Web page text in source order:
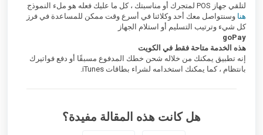
لتلقي جهاز POS لمتجرك أو مناسبتك ، كل ما عليك فعله هو ملء النموذج
هنا وسنتواصل معك أحد وكلائنا في أسرع وقت ممكن للمساعدة في فرز
كل شيء وترتيب التسليم أو استلام الجهاز
goPay
هذه الخدمة متاحة فقط في الكويت
إنه تطبيق يمكنك من خلاله شحن خطك المدفوع مسبقًا أو دفع فواتيرك
بانتظام ، كما يمكنك استخدامه لشراء بطاقات iTunes.
هل كانت هذه المقالة مفيدة؟